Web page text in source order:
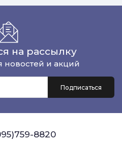
на рассылку
и акций
8820